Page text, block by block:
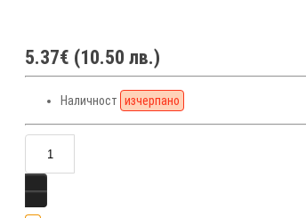
5.37€ (10.50 лв.)
Наличност изчерпано